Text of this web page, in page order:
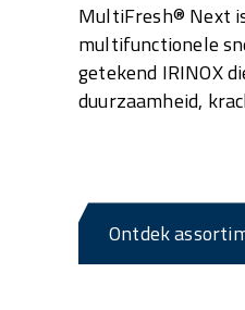
MultiFresh® Next
multifunctionele
getekend IRINOX
duurzaamheid,
Ontdek